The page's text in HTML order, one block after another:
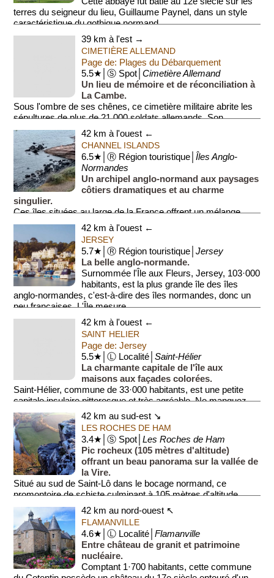
terres du seigneur du lieu, Guillaume Paynel, dans un style
caractéristique du gothique normand.
39 km à l'est →
CIMETIÈRE ALLEMAND
Page de: Plages du Débarquement
5.5★│Ⓢ Spot│Cimetière Allemand
Un lieu de mémoire et de réconciliation à
La Cambe.
Sous l'ombre de ses chênes, ce cimetière militaire abrite les
sépultures de plus de 21 000 soldats allemands. Son
atmosphère sobre et son tumul...
42 km à l'ouest ←
CHANNEL ISLANDS
6.5★│Ⓡ Région touristique│Îles Anglo-
Normandes
Un archipel anglo-normand aux paysages
côtiers dramatiques et au charme
singulier.
Ces îles situées au large de la France offrent un mélange
unique de cultures britannique et normande. Le paysage v...
42 km à l'ouest ←
JERSEY
5.7★│Ⓡ Région touristique│Jersey
La belle anglo-normande.
Surnommée l'Île aux Fleurs, Jersey, 103·000
habitants, est la plus grande île des îles
anglo-normandes, c'est-à-dire des îles normandes, donc un
peu françaises. L'Île mesure...
42 km à l'ouest ←
SAINT HELIER
Page de: Jersey
5.5★│Ⓛ Localité│Saint-Hélier
La charmante capitale de l'île aux
maisons aux façades colorées.
Saint-Hélier, commune de 33·000 habitants, est une petite
capitale insulaire pittoresque et très agréable. Ne manquez
pas:
• <...
42 km au sud-est ↘
LES ROCHES DE HAM
3.4★│Ⓢ Spot│Les Roches de Ham
Pic rocheux (105 mètres d'altitude)
offrant un beau panorama sur la vallée de
la Vire.
Situé au sud de Saint-Lô dans le bocage normand, ce
promontoire de schiste culminant à 105 mètres d'altitude ...
42 km au nord-ouest ↖
FLAMANVILLE
4.6★│Ⓛ Localité│Flamanville
Entre château de granit et patrimoine
nucléaire.
Comptant 1·700 habitants, cette commune